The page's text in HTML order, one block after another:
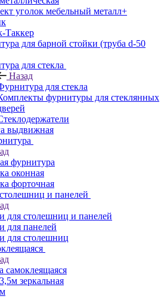
уголок мебельный металл+
Таккер
для барной стойки (труба d-50
для стекла
Назад
для стекла
фурнитуры для стеклянных
выдвижная
фурнитура
оконная
форточная
и панелей
для столешниц и панелей
для панелей
для столешниц
самоклеящаяся
зеркальная